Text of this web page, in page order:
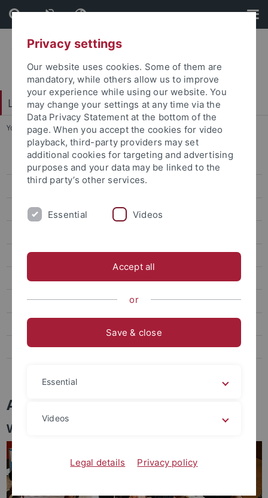
Skip
to
content
Skip
to
footer
LEAD Graduate School & Research Network
You are here: Startseite ... LEAD-Mitglied werden
Über uns
Mitglieder
LEAD-Mitglied werden
Jobs
Forschung
Graduiertenschule
Core-Events
Transfer
Assoziierung
Werde LEAD-Mitglied!
Privacy settings
Our website uses cookies. Some of them are
mandatory, while others allow us to improve
your experience while using our website. You
may change your settings at any time via the
Data Privacy Statement at the bottom of the
page. When you accept the cookies for video
playback, third-party providers may set
additional cookies for targeting and advertising
purposes and your data may be linked to the
third party’s other services.
Essential Videos
Accept all
or
Save & close
Essential
Videos
Legal details Privacy policy